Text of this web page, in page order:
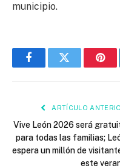
municipio.
FacebookTwitter
ARTÍCULO
Vive León 2026 será
para todas las familias;
espera un millón de
este